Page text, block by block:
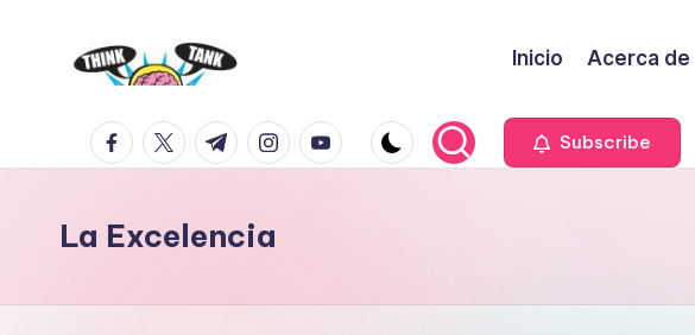
contenido
l
r
o
Tank
Inicio Acerca de
facebook.com
twitter.com
t.me instagram.com
youtube.com Subscribe
La Excelencia